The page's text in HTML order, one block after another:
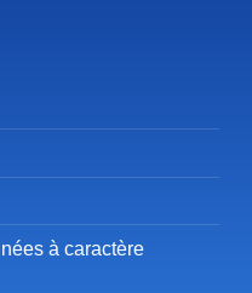
à caractère